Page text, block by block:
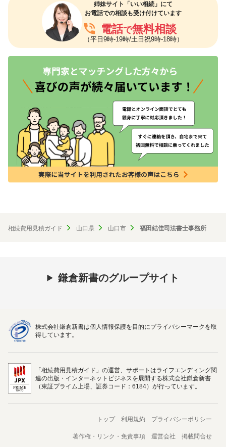
姉妹サイト「いい相続」にて
お電話での相談も受け付けています
phone_in_talk 電話で無料相談
（平日9時-19時/土日祝9時-18時）
相続費用見積ガイド 山口県 山口市 福田結佳司法書士事務所
鎌倉新書のグループサイト
株式会社鎌倉新書は個人情報保護を目的にプライバシーマークを取
得しています。
「相続費用見積ガイド」の運営、サポートはライフエンディング関
連の出版・インターネットビジネスを展開する株式会社鎌倉新書
（東証プライム上場、証券コード：6184）が行っています。
トップ 利用規約 プライバシーポリシー
著作権・リンク・免責事項 運営会社 掲載問合せ